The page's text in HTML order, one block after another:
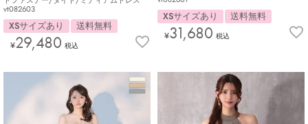
vt082603
XSサイズあり 送料無料
¥29,480 税込
XSサイズあり 送料無料
¥31,680 税込